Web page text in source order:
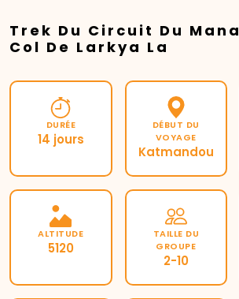
Trek Du Circuit Du
Col De Larkya La
DURÉE
14 jours
DÉBUT DU
VOYAGE
Katmandou
ALTITUDE
5120
TAILLE DU
GROUPE
2-10